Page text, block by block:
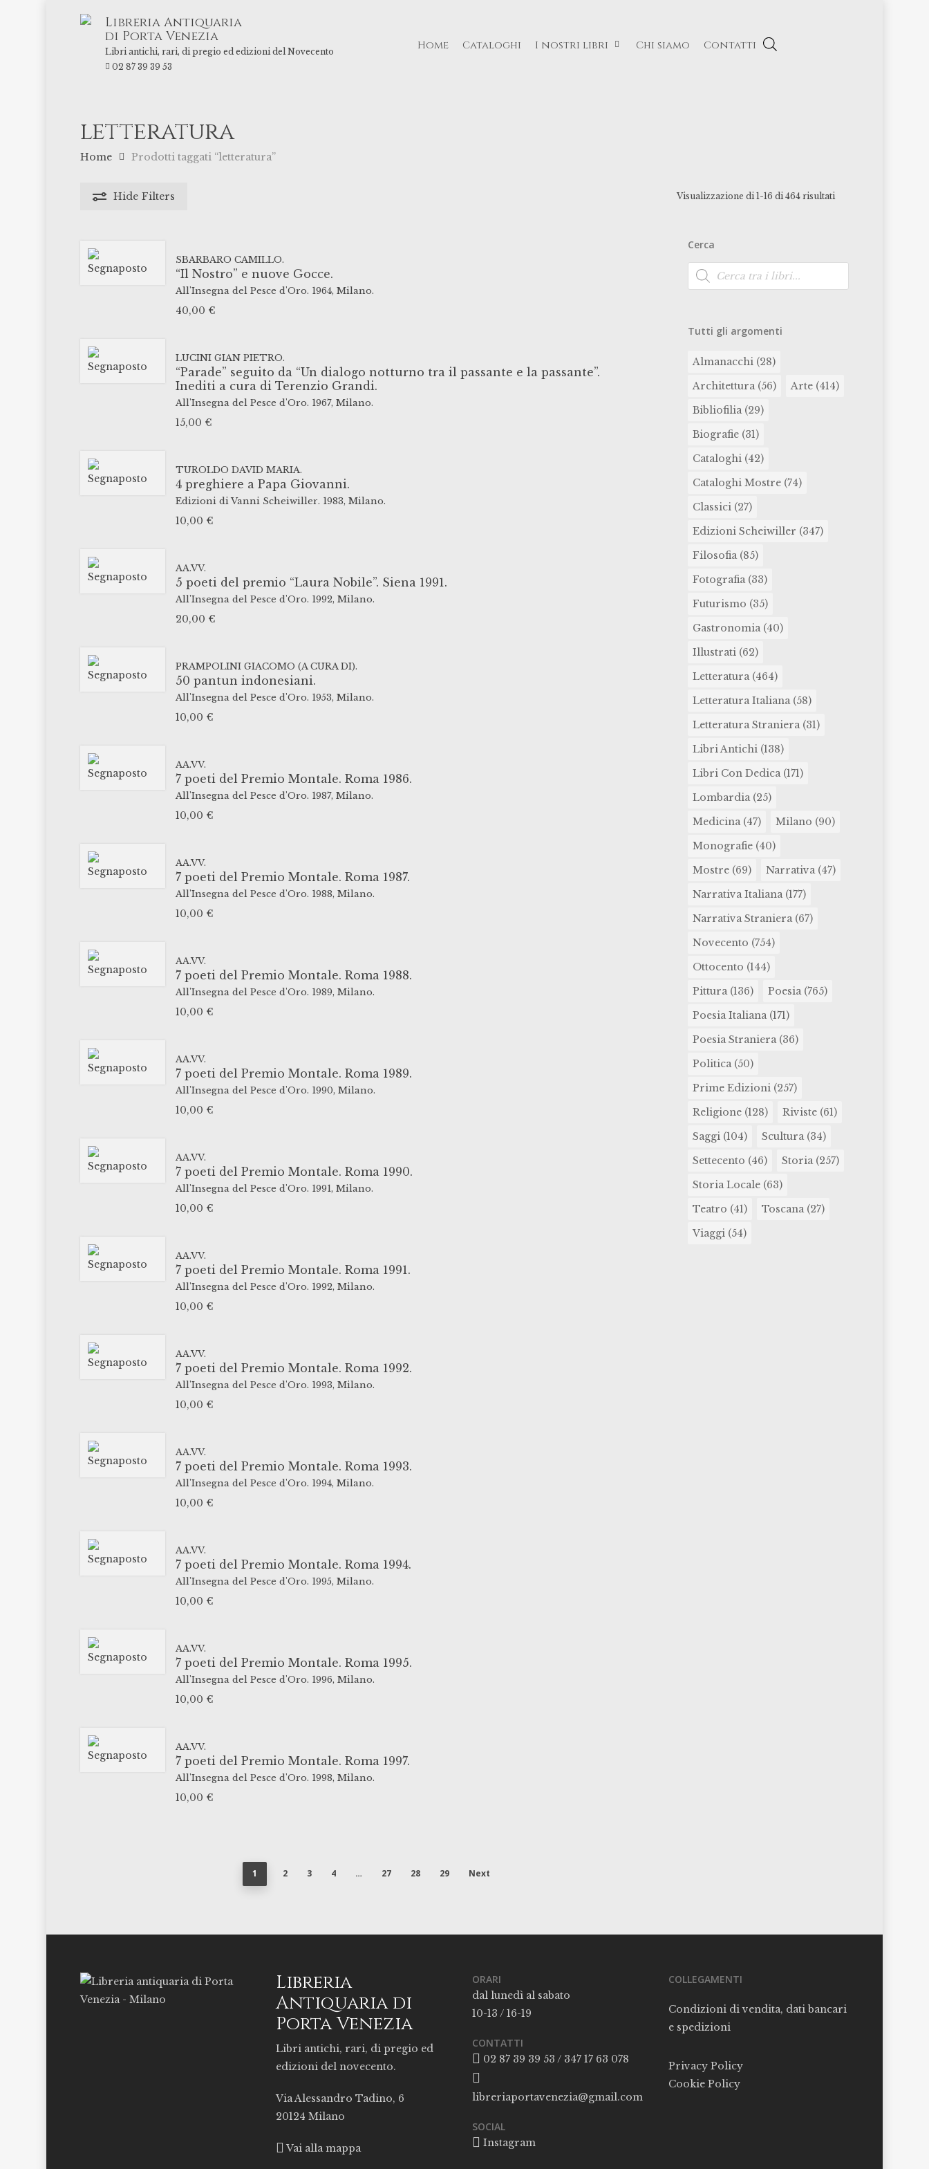
Libreria Antiquaria
di Porta Venezia
Libri antichi, rari, di pregio ed edizioni del Novecento
02 87 39 39 53
Home Cataloghi I nostri libri Chi siamo Contatti
letteratura
Home Prodotti taggati “letteratura”
Hide Filters Visualizzazione di 1-16 di 464 risultati
SBARBARO CAMILLO.
“Il Nostro” e nuove Gocce.
All'Insegna del Pesce d'Oro. 1964, Milano.
40,00 €
LUCINI GIAN PIETRO.
“Parade” seguito da “Un dialogo notturno tra il passante e la passante”.
Inediti a cura di Terenzio Grandi.
All'Insegna del Pesce d'Oro. 1967, Milano.
15,00 €
TUROLDO DAVID MARIA.
4 preghiere a Papa Giovanni.
Edizioni di Vanni Scheiwiller. 1983, Milano.
10,00 €
AA.VV.
5 poeti del premio “Laura Nobile”. Siena 1991.
All'Insegna del Pesce d'Oro. 1992, Milano.
20,00 €
PRAMPOLINI GIACOMO (A CURA DI).
50 pantun indonesiani.
All'Insegna del Pesce d'Oro. 1953, Milano.
10,00 €
AA.VV.
7 poeti del Premio Montale. Roma 1986.
All'Insegna del Pesce d'Oro. 1987, Milano.
10,00 €
AA.VV.
7 poeti del Premio Montale. Roma 1987.
All'Insegna del Pesce d'Oro. 1988, Milano.
10,00 €
AA.VV.
7 poeti del Premio Montale. Roma 1988.
All'Insegna del Pesce d'Oro. 1989, Milano.
10,00 €
AA.VV.
7 poeti del Premio Montale. Roma 1989.
All'Insegna del Pesce d'Oro. 1990, Milano.
10,00 €
AA.VV.
7 poeti del Premio Montale. Roma 1990.
All'Insegna del Pesce d'Oro. 1991, Milano.
10,00 €
AA.VV.
7 poeti del Premio Montale. Roma 1991.
All'Insegna del Pesce d'Oro. 1992, Milano.
10,00 €
AA.VV.
7 poeti del Premio Montale. Roma 1992.
All'Insegna del Pesce d'Oro. 1993, Milano.
10,00 €
AA.VV.
7 poeti del Premio Montale. Roma 1993.
All'Insegna del Pesce d'Oro. 1994, Milano.
10,00 €
AA.VV.
7 poeti del Premio Montale. Roma 1994.
All'Insegna del Pesce d'Oro. 1995, Milano.
10,00 €
AA.VV.
7 poeti del Premio Montale. Roma 1995.
All'Insegna del Pesce d'Oro. 1996, Milano.
10,00 €
AA.VV.
7 poeti del Premio Montale. Roma 1997.
All'Insegna del Pesce d'Oro. 1998, Milano.
10,00 €
1 2 3 4 … 27 28 29 Next
Cerca
Ricerca
prodotti
Tutti gli argomenti
Almanacchi(28)
Architettura(56) Arte(414)
Bibliofilia(29)
Biografie(31)
Cataloghi(42)
Cataloghi Mostre(74)
Classici(27)
Edizioni Scheiwiller (347)
Filosofia(85)
Fotografia(33)
Futurismo (35)
Gastronomia(40)
Illustrati(62)
Letteratura(464)
Letteratura Italiana(58)
Letteratura Straniera(31)
Libri Antichi(138)
Libri Con Dedica(171)
Lombardia(25)
Medicina(47) Milano (90)
Monografie(40)
Mostre(69) Narrativa(47)
Narrativa Italiana(177)
Narrativa Straniera(67)
Novecento (754)
Ottocento (144)
Pittura(136) Poesia(765)
Poesia Italiana(171)
Poesia Straniera(36)
Politica(50)
Prime Edizioni(257)
Religione(128) Riviste(61)
Saggi(104) Scultura(34)
Settecento (46) Storia(257)
Storia Locale(63)
Teatro (41) Toscana(27)
Viaggi(54)
Libreria
Antiquaria di
Porta Venezia
Libri antichi, rari, di pregio ed
edizioni del novecento.
Via Alessandro Tadino, 6
20124 Milano
Vai alla mappa
ORARI
dal lunedì al sabato
10-13 / 16-19
CONTATTI
02 87 39 39 53 / 347 17 63 078
libreriaportavenezia@gmail.com
SOCIAL
Instagram
COLLEGAMENTI
Condizioni di vendita, dati bancari
e spedizioni
Privacy Policy
Cookie Policy